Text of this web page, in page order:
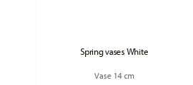
Spring vases White
Vase 14 cm